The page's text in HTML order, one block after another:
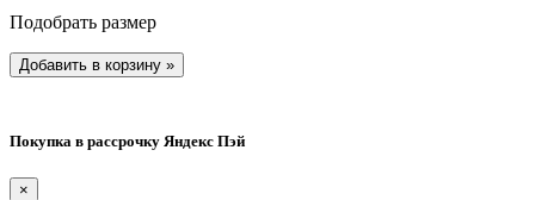
Подобрать размер
Добавить в корзину »
Покупка в рассрочку Яндекс Пэй
×